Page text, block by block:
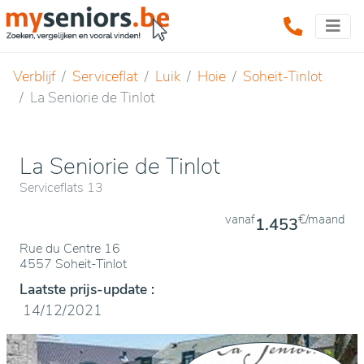
Verblijf Serviceflat Luik Hoie
Soheit-Tinlot
La Seniorie de Tinlot
La Seniorie de Tinlot
Serviceflats 13
Rue du Centre 16
4557 Soheit-Tinlot
vanaf1.453€/maand
Laatste prijs-update :
14/12/2021